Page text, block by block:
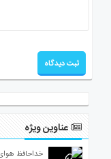
عناوین ویژه
خداحافظ